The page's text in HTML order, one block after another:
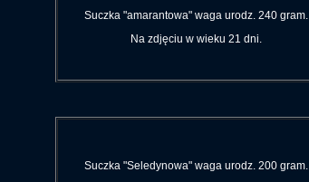
Suczka "amarantowa" waga urodz. 240 gram.
Na zdjęciu w wieku 21 dni.
Suczka "Seledynowa" waga urodz. 200 gram.